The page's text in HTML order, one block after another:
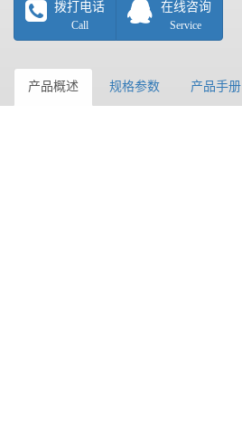
拨打电话
Call
在线咨询
Service
产品概述 规格参数 产品手册